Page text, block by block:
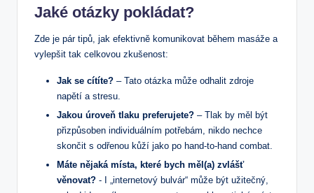
Jaké ‌otázky pokládat?
Zde je pár tipů, jak efektivně komunikovat během masáže a
vylepšit tak celkovou zkušenost:
Jak ‍se cítíte? – Tato otázka může odhalit zdroje‍
napětí‍ a stresu.
Jakou úroveň tlaku preferujete? – Tlak by měl být
přizpůsoben individuálním ⁤potřebám, nikdo nechce ​
skončit s odřenou kůží jako po ​hand-to-hand⁤ combat.
Máte nějaká⁤ místa, které bych měl(a) zvlášť
věnovat? ​- ⁢I „internetový bulvár“ ⁢může být užitečný,